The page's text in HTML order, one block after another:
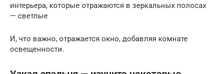
интерьера, которые отражаются в зеркальных полосах
— светлые
И, что важно, отражается окно, добавляя комнате
освещенности.